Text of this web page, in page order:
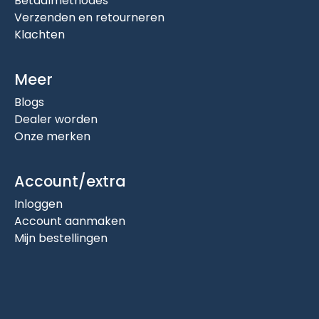
Verzenden en retourneren
Klachten
Meer
Blogs
Dealer worden
Onze merken
Account/extra
Inloggen
Account aanmaken
Mijn bestellingen